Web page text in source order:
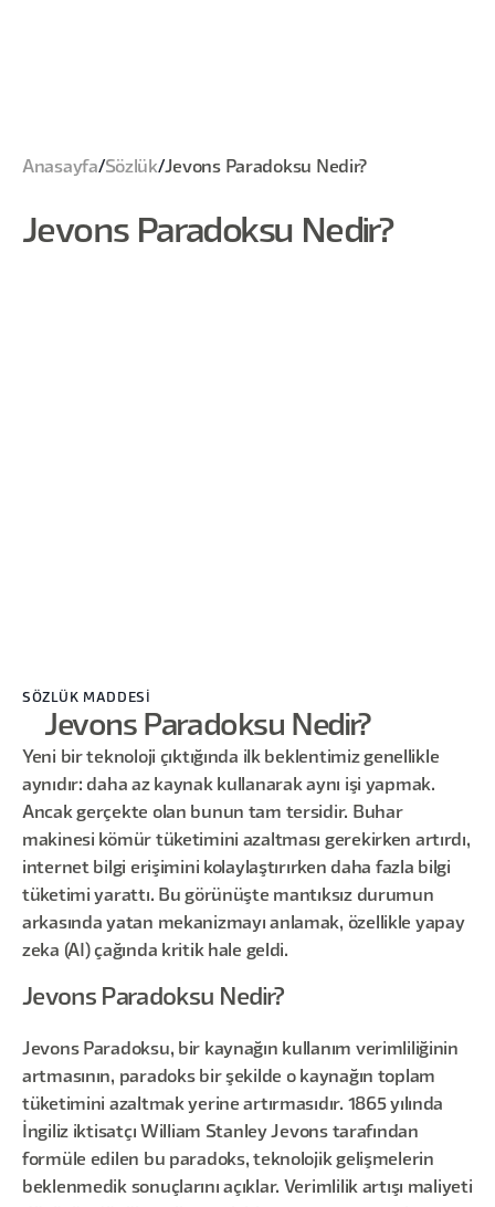
Anasayfa/Sözlük/Jevons Paradoksu Nedir?
Jevons Paradoksu Nedir?
SÖZLÜK MADDESİ
Jevons Paradoksu Nedir?
Yeni bir teknoloji çıktığında ilk beklentimiz genellikle
aynıdır: daha az kaynak kullanarak aynı işi yapmak.
Ancak gerçekte olan bunun tam tersidir. Buhar
makinesi kömür tüketimini azaltması gerekirken artırdı,
internet bilgi erişimini kolaylaştırırken daha fazla bilgi
tüketimi yarattı. Bu görünüşte mantıksız durumun
arkasında yatan mekanizmayı anlamak, özellikle yapay
zeka (AI) çağında kritik hale geldi.
Jevons Paradoksu Nedir?
Jevons Paradoksu, bir kaynağın kullanım verimliliğinin
artmasının, paradoks bir şekilde o kaynağın toplam
tüketimini azaltmak yerine artırmasıdır. 1865 yılında
İngiliz iktisatçı William Stanley Jevons tarafından
formüle edilen bu paradoks, teknolojik gelişmelerin
beklenmedik sonuçlarını açıklar. Verimlilik artışı maliyeti